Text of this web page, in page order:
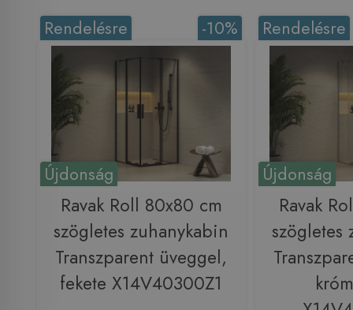
Újdonság
-10%
Rendelésre
Ravak Roll 80x80 cm
szögletes zuhanykabin
Transzparent üveggel,
fekete X14V40300Z1
Újdonság
Rendelésre
Ravak
szögletes